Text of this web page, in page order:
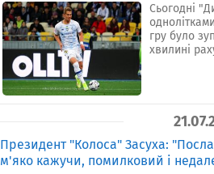
Сьогодні
гру було
хвилині
Президент "Колоса" Засуха:
м'яко кажучи, помилковий і